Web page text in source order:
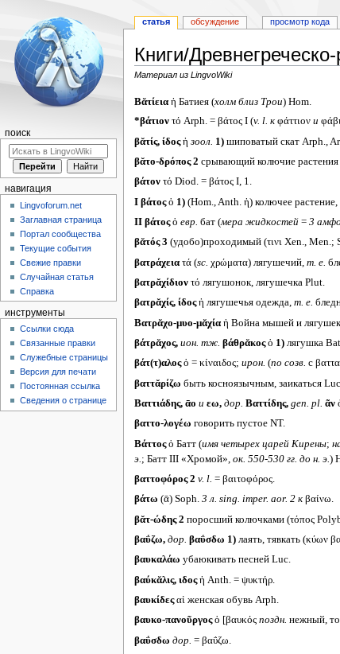
Книги/
Материал из LingvoWiki
Перейти
к
Перейти
к
Βᾰτίειαἡ Батиея (холм близ Трои) Hom.
*βάτιον τό Arph. = βάτος I (v. l. кφάττιον и
βᾰτίς, ίδοςἡ зоол. 1)шиповатый скат Arph.,
βᾰτο-δρόπος 2 срывающий колючие растения
βάτον τό Diod. = βάτος I, 1.
I βάτοςὁ 1)(Hom., Anth. ἡ) колючее
II βάτοςὁ евр. бат (мера жидкостей= 3
βᾰτός 3 (удобо)проходимый (τινι Xen., Men.;
βατράχεια τά (sc. χρώματα) лягушечий, т. е.
βατρᾰχίδιον τό лягушонок, лягушечка Plut.
βατρᾰχίς, ίδοςἡ лягушечья одежда, т. е.
Βατρᾰχο-μυο-μᾰχία ἡ Война мышей и
βάτρᾰχος, ион. тж. βάθρᾰκοςὁ 1)лягушка
βάτ(τ)αλοςὁ = κίναιδος; ирон. (по созв. с
βαττᾰρίζω быть косноязычным, заикаться Luc.
Βαττιάδης, ᾱο и εω, дор. Βαττίδης, gen. pl. ᾶν
βαττο-λογέω говорить пустое NT.
Βάττοςὁ Батт (имя четырех царей Кирены;
э. ; Батт III «Хромой», ок. 550-530 гг. до н. э. )
βαττοφόρος 2 v. l. = βαιτοφόρος.
βάτω (ᾱ) Soph.3 л. sing. imper. aor. 2 кβαίνω.
βᾰτ-ώδης 2 поросший колючками (τόπος
βαΰζω, дор. βαΰσδω 1)лаять, тявкать (κύων
βαυκαλάω убаюкивать песней Luc.
βαύκᾰλις, ιδοςἡ Anth. = ψυκτήρ.
βαυκίδεςαἱ женская обувь Arph.
βαυκο-πανοῦργοςὁ [βαυκός поздн. нежный,
βαΰσδω дор. = βαΰζω.
статья обсуждение просмотр кода
поиск
навигация
Lingvoforum.net
Заглавная страница
Портал сообщества
Текущие события
Свежие правки
Случайная статья
Справка
инструменты
Ссылки сюда
Связанные правки
Служебные страницы
Версия для печати
Постоянная ссылка
Сведения о странице